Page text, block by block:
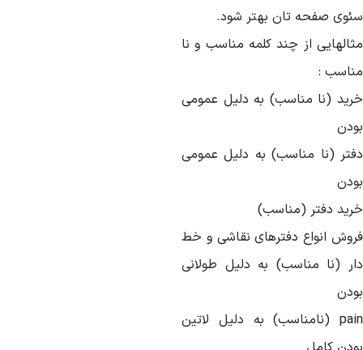
صفحه تان بهتر شود.
از چند کلمه مناسب و نا
:
(نا مناسب) به دلیل عمومی
(نا مناسب) به دلیل عمومی
دفتر (مناسب)
انواع دفترهای نقاشی و خط
(نا مناسب) به دلیل طولانی
pain (نامناسب) به دلیل لاتین